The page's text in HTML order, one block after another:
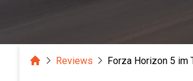
HomeReviews Forza Horizon 5 im